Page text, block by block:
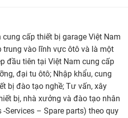
cấp thiết bị garage Việt Nam
vào lĩnh vực ôtô và là một
đầu tiên tại Việt Nam cung cấp
đại tu ôtô; Nhập khẩu, cung
bị đào tạo nghề; Tư vấn, xây
bị, nhà xưởng và đào tạo nhân
Services – Spare parts) theo quy